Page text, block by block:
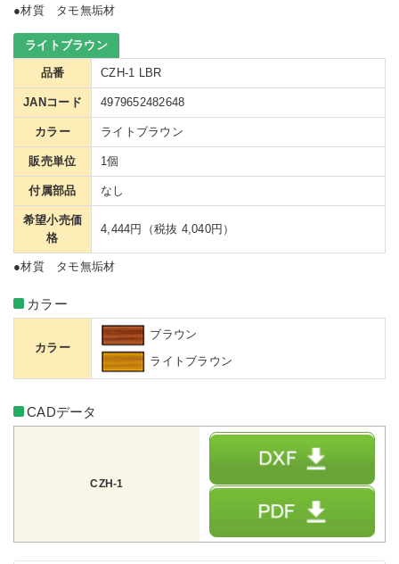
●材質 タモ無垢材
ライトブラウン
品番 CZH-1 LBR
JANコード 4979652482648
カラー ライトブラウン
販売単位 1個
付属部品 なし
希望小売価
格
4,444円（税抜 4,040円）
●材質 タモ無垢材
カラー
カラー
ブラウン
ライトブラウン
CADデータ
CZH-1